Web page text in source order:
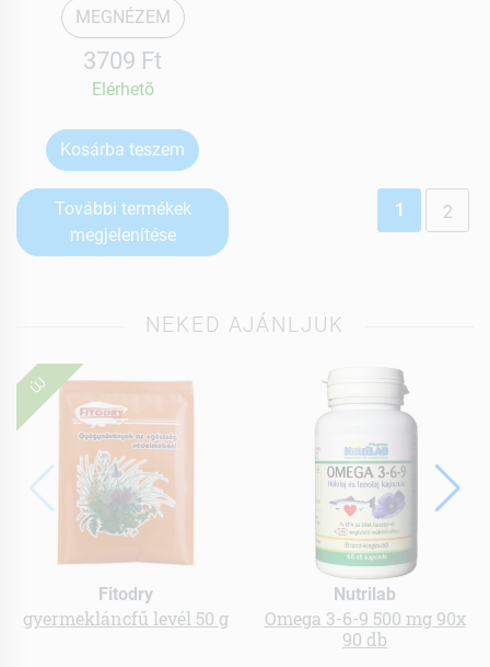
MEGNÉZEM
3709 Ft
Elérhetõ
Kosárba teszem
További termékek
megjelenítése
1 2
NEKED AJÁNLJUK
ÚJ
Fitodry
gyermekláncfű levél 50 g
Nutrilab
Omega 3-6-9 500 mg 90x
90 db